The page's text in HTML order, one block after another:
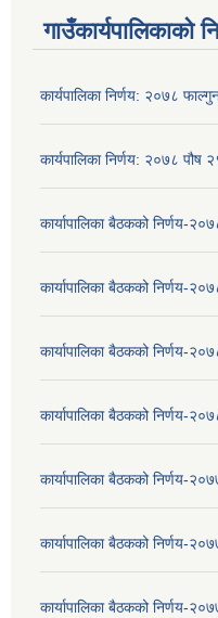
गाउँकार्यपालिकाको
कार्यपालिका निर्णय: २०७८
कार्यपालिका निर्णय: २०७८ पौष
कार्यापालिका बैठकको निर्णय-
कार्यापालिका बैठकको निर्णय-
कार्यापालिका बैठकको निर्णय-
कार्यापालिका बैठकको निर्णय-
कार्यापालिका बैठकको निर्णय-
कार्यापालिका बैठकको निर्णय-
कार्यापालिका बैठकको निर्णय-